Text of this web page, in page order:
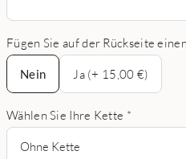
Fügen Sie auf der Rückseite
Nein
Nein
Ja (+ 15,00 €)
Wählen Sie Ihre Kette *
Ohne Kette